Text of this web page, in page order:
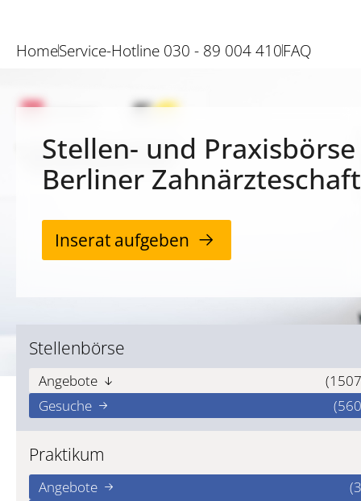
HomeService-Hotline 030 - 89 004 410FAQ
Stellen- und
Berliner Zahnärzteschaft
Inserat aufgeben
Stellenbörse
Angebote
Gesuche
Praktikum
Angebote